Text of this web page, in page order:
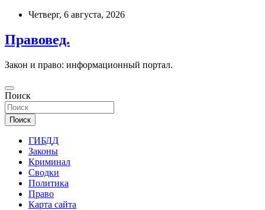
Перейти
содержимому
Четверг, 6 августа, 2026
Правовед.
Закон и право: информационный портал.
Поиск
Поиск
ГИБДД
Законы
Криминал
Сводки
Политика
Право
Карта сайта